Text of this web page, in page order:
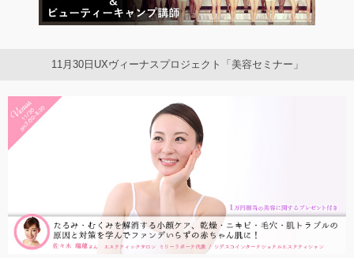
11月30日UXヴィーナスプロジェクト「美容セミナー」